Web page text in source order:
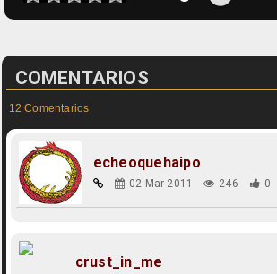
COMENTARIOS
12 Comentarios
echeoquehaipo
02 Mar 2011 246 0
crust_in_me